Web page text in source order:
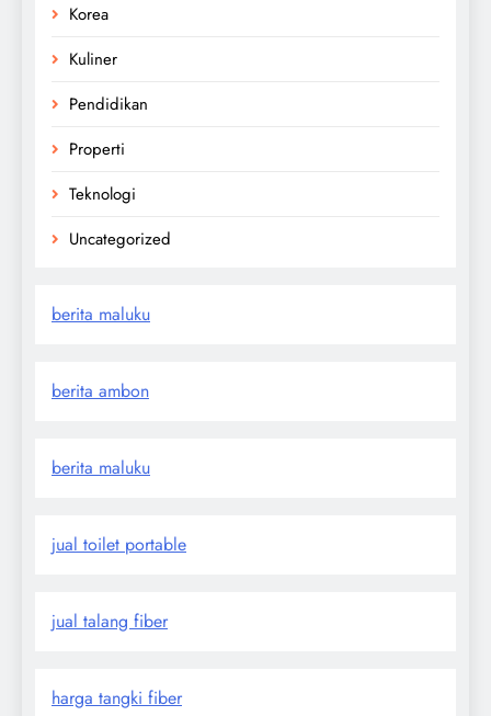
Korea
Kuliner
Pendidikan
Properti
Teknologi
Uncategorized
berita maluku
berita ambon
berita maluku
jual toilet portable
jual talang fiber
harga tangki fiber